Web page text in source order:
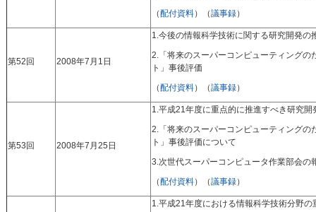
（配付資料）（議事録）
第52回 2008年7月1日
1.今後の情報科学技術に関する研究開発の
2.「将来のスーパーコンピューティングの
ト」事後評価
（配付資料）（議事録）
第53回 2008年7月25日
1.平成21年度に重点的に推進すべき研究開
2.「将来のスーパーコンピューティングの
ト」事後評価について
3.次世代スーパーコンピュータ作業部会の
（配付資料）（議事録）
1.平成21年度における情報科学技術分野